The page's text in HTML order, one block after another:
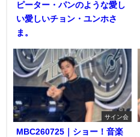
ピーター・パンのような愛し
い愛しいチョン・ユンホさ
ま。
サイン会
MBC260725｜ショー！音楽